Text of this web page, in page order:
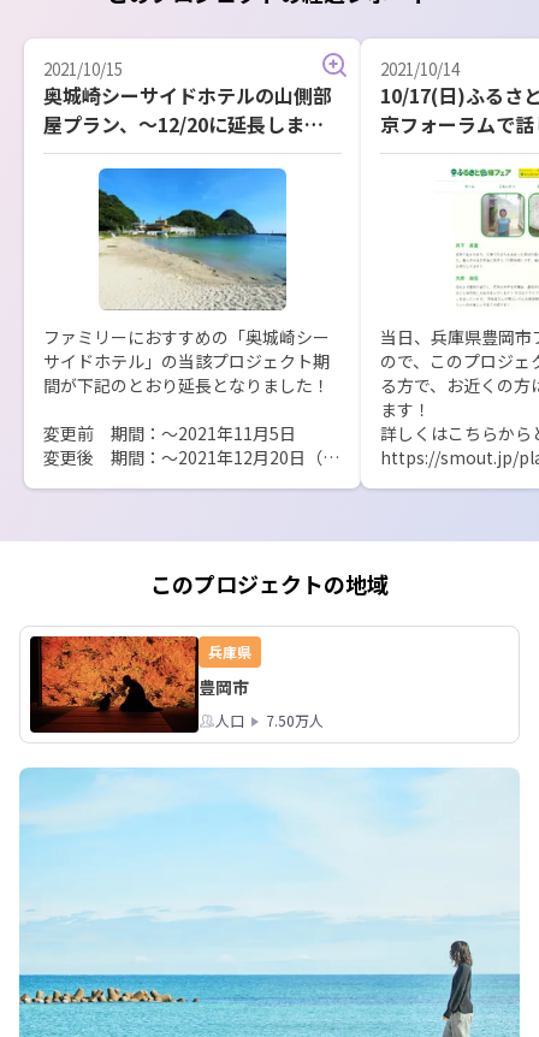
2021/10/15
奥城崎シーサイドホテルの山側部
屋プラン、～12/20に延長しまし
た！
ファミリーにおすすめの「奥城崎シー
サイドホテル」の当該プロジェクト期
間が下記のとおり延長となりました！
変更前　期間：～2021年11月5日
変更後　期間：～2021年12月20日（山
ご予約はこちらからどうぞ。
https://secure.planmaker.jp/sp/plan/
index.php?
mode=plan_detail&YadoNo=180&Pla
nNo=52&StayDate=&PlanCateNo=5&
StockNo=22&RoomTypeNo=18&Pla
nNinzu=2#PlanDetailTop
2021/10/14
10/17(日)ふるさ
京フォーラムで
当日、兵庫県豊岡
ので、このプロジェ
る方で、お近くの方
ます！
詳しくはこちらか
https://smout.jp/
このプロジェクトの地域
兵庫県
豊岡市
人口 7.50万人